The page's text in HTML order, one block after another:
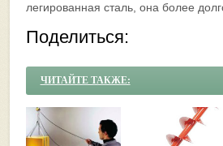
легированная сталь, она более
Поделиться:
ЧИТАЙТЕ ТАКЖЕ: